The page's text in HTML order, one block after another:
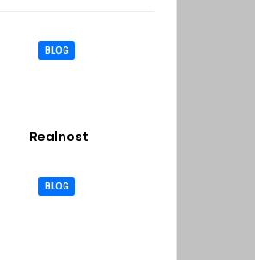
BLOG
Realnost
BLOG